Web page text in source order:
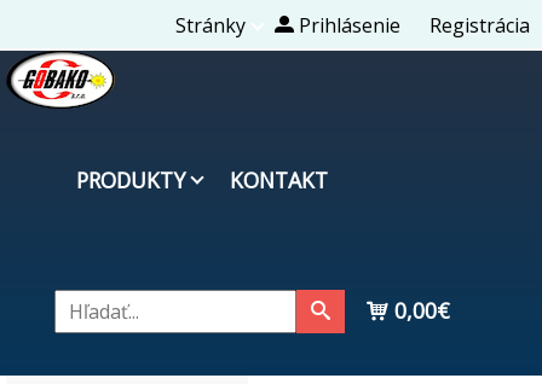
Stránky Prihlásenie Registrácia
PRODUKTY KONTAKT
0,00€